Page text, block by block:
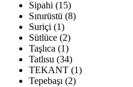
Sipahi (15)
Sınırüstü (8)
Suriçi (1)
Sütlüce (2)
Taşlıca (1)
Tatlısu (34)
TEKANT (1)
Tepebaşı (2)